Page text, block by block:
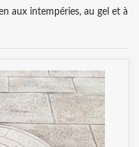
aux intempéries, au gel et à